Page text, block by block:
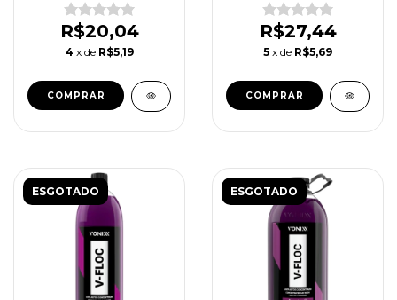
Lava Autos Expert
500ml
R$20,04
4 x de R$5,19
Ultra Concentrado
Fragrância Cereja
500ml
R$27,44
5 x de R$5,69
ESGOTADO ESGOTADO